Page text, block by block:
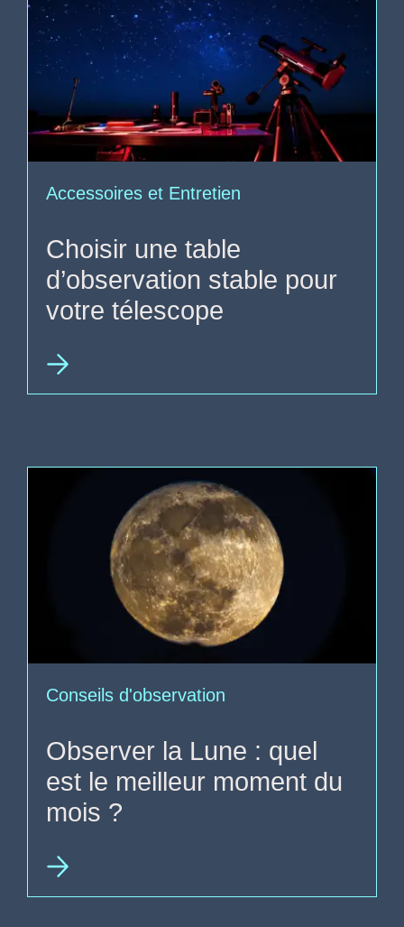
Accessoires et Entretien
Choisir une table
d’observation stable pour
votre télescope
Conseils d'observation
Observer la Lune : quel
est le meilleur moment du
mois ?